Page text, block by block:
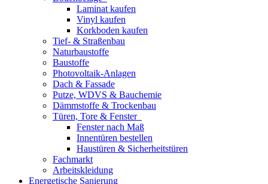
Laminat kaufen
Vinyl kaufen
Korkboden kaufen
Tief- & Straßenbau
Naturbaustoffe
Baustoffe
Photovoltaik-Anlagen
Dach & Fassade
Putze, WDVS & Bauchemie
Dämmstoffe & Trockenbau
Türen, Tore & Fenster
Fenster nach Maß
Innentüren bestellen
Haustüren & Sicherheitstüren
Fachmarkt
Arbeitskleidung
Energetische Sanierung